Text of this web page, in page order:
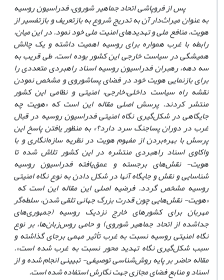
پس از فروپاشی اتحاد جماهیر شوروی، فدراسیون روسیه
به عنوان میراثدار آن به تدریج شروع به بازتعریف و بازتفسیر از
هویت، منافع ملی و تهدیدهای امنیت ملی خود نمود. در این میان،
رابطه با غرب همواره برای روسیه اهمیت داشته و یک چالش
همیشگی در سیاست خارجی این کشور بوده است. طی قریب به
سه دهه، رهبران فدراسیون روسیه اسناد راهبردی متعددی را
برای بازنمایی هویت خود در فضای پساشوروی و مشخص نمودن
نقشه راه سیاست داخلی،خارجی، امنیتی و نظامی این کشور
منتشر کردند. پرسش اصلی مقاله این است که «هویت چه
جایگاهی در شکل‌گیری نگاه امنیتی فدراسیون روسیه در قبال
غرب در دوران پساجنگ سرد دارد؟» به منظور یافتن پاسخ این
پرسش با بهره‌بردن از مفهوم هویت در نظریه سازه‌انگاری و با
واکاوی اسناد راهبردی منتشره در این کشور تلاش شده تا
هویت- نقش‌های برجسته و عمق‌یافته فدراسیون روسیه
شناسایی و نقش و جایگاه آنها در شکل دادن به نوع نگاه امنیتی
روسیه مشخص گردد. فرضیه اصلی این مقاله این است که
«هویت- نقش‌هایی چون قدرت بزرگ جهانی تلقی شدن، سلطه‌گر
مهربان برای کشورهای خارج نزدیک روسیه (جمهوری‌های
جداشده از اتحاد جماهیر شوروی) و حامی روس‌زبان‌ها، بر نوع
نگاه امنیتی روسیه نسبت به غرب تأثیر مهمی برجای گذاشته و
سبب شکل‌گیری نگاه تهدید محور نسبت به غرب شده است».
مقاله حاضر بر پایه روش‌شناسی توصیفی- تبیینی انجام شده و از
اسناد و منابع فضای مجازی جهت نگارش استفاده شده است.